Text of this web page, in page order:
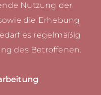
Nutzung der
die Erhebung
es regelmäßig
des Betroffenen.